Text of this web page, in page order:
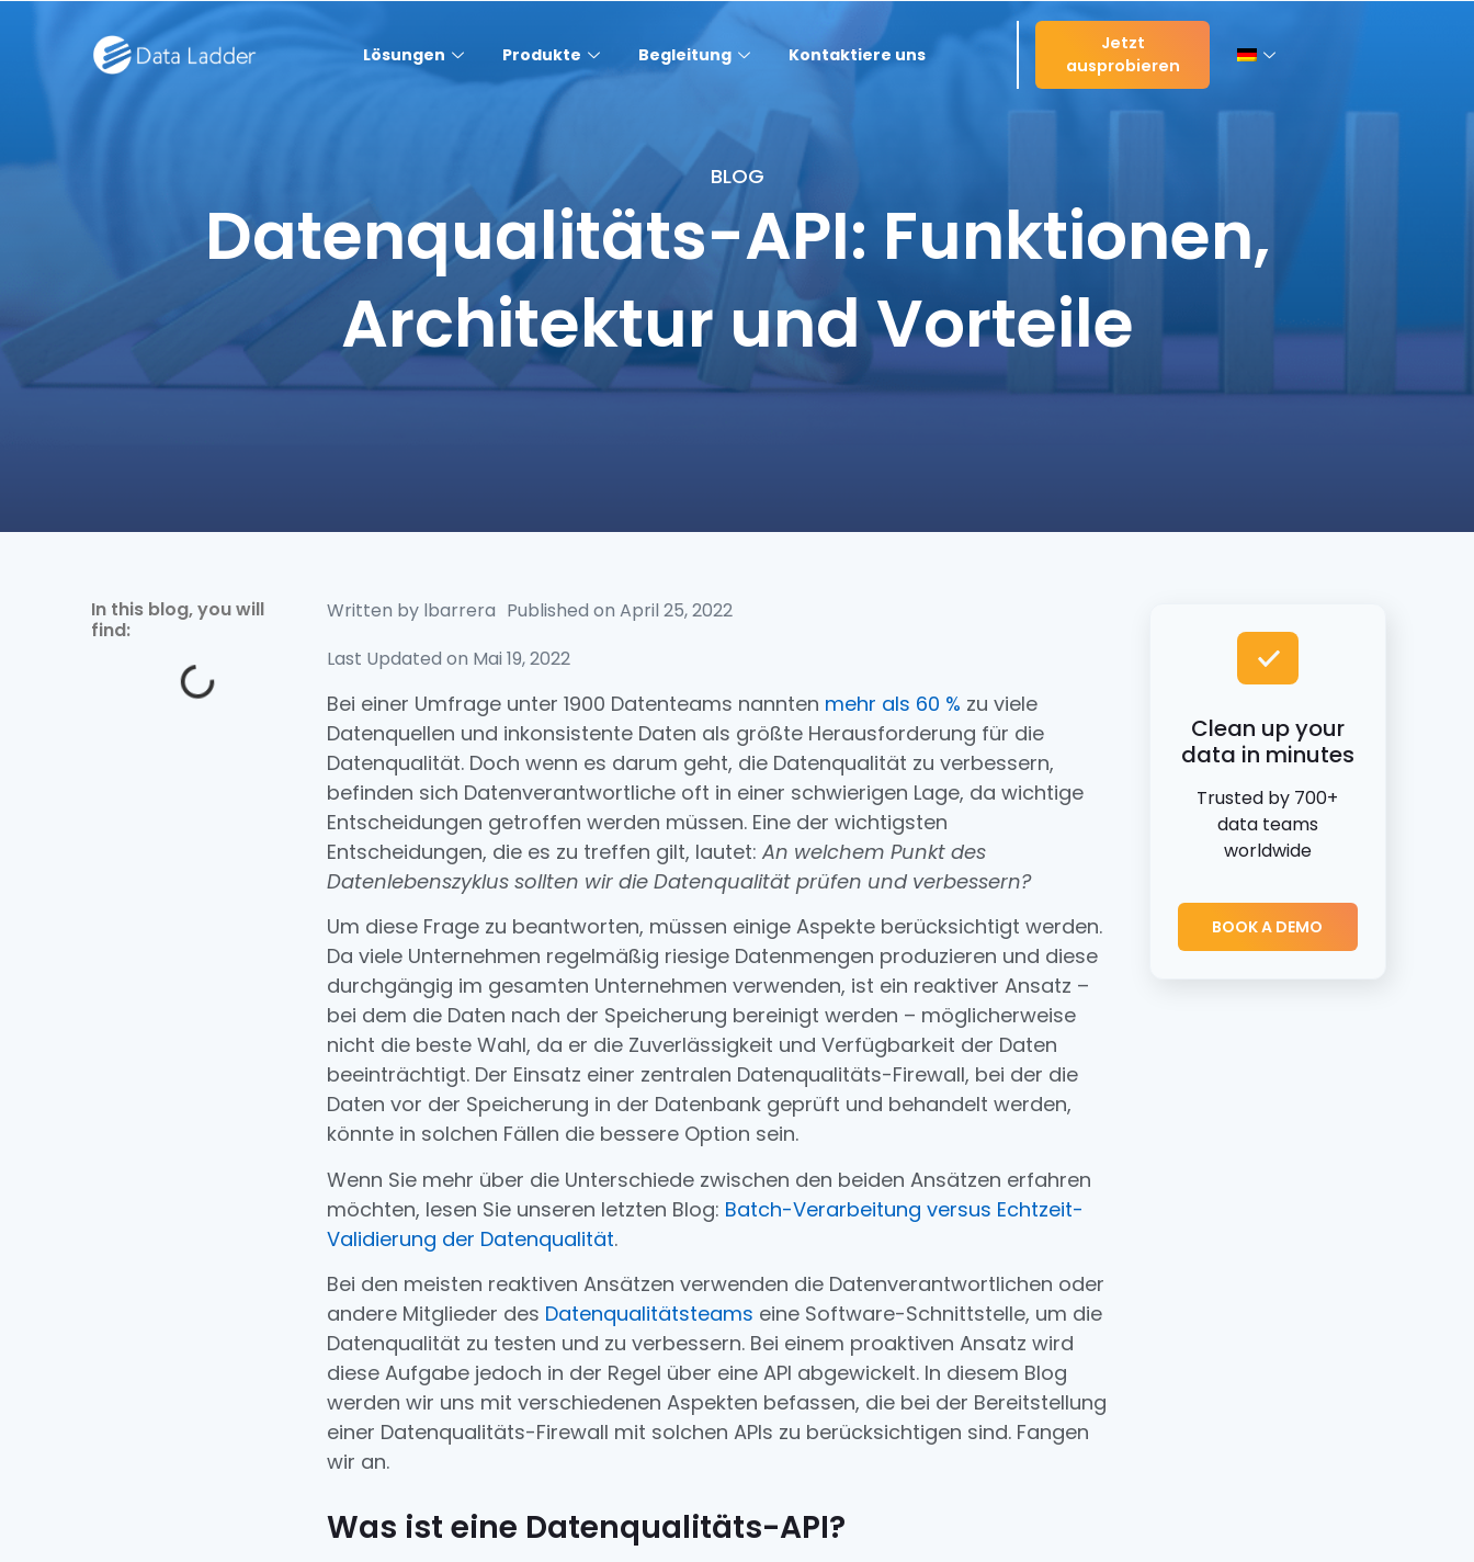
Lösungen Produkte Begleitung Kontaktiere uns
Jetzt
ausprobieren
BLOG
Datenqualitäts-API: Funktionen,
Architektur und Vorteile
In this blog, you will
find:
Written by lbarrera Published on April 25, 2022
Last Updated on Mai 19, 2022
Bei einer Umfrage unter 1900 Datenteams nannten mehr als 60 % zu viele
Datenquellen und inkonsistente Daten als größte Herausforderung für die
Datenqualität. Doch wenn es darum geht, die Datenqualität zu verbessern,
befinden sich Datenverantwortliche oft in einer schwierigen Lage, da wichtige
Entscheidungen getroffen werden müssen. Eine der wichtigsten
Entscheidungen, die es zu treffen gilt, lautet: An welchem Punkt des
Datenlebenszyklus sollten wir die Datenqualität prüfen und verbessern?
Um diese Frage zu beantworten, müssen einige Aspekte berücksichtigt werden.
Da viele Unternehmen regelmäßig riesige Datenmengen produzieren und diese
durchgängig im gesamten Unternehmen verwenden, ist ein reaktiver Ansatz –
bei dem die Daten nach der Speicherung bereinigt werden – möglicherweise
nicht die beste Wahl, da er die Zuverlässigkeit und Verfügbarkeit der Daten
beeinträchtigt. Der Einsatz einer zentralen Datenqualitäts-Firewall, bei der die
Daten vor der Speicherung in der Datenbank geprüft und behandelt werden,
könnte in solchen Fällen die bessere Option sein.
Wenn Sie mehr über die Unterschiede zwischen den beiden Ansätzen erfahren
möchten, lesen Sie unseren letzten Blog: Batch-Verarbeitung versus Echtzeit-
Validierung der Datenqualität.
Bei den meisten reaktiven Ansätzen verwenden die Datenverantwortlichen oder
andere Mitglieder des Datenqualitätsteams eine Software-Schnittstelle, um die
Datenqualität zu testen und zu verbessern. Bei einem proaktiven Ansatz wird
diese Aufgabe jedoch in der Regel über eine API abgewickelt. In diesem Blog
werden wir uns mit verschiedenen Aspekten befassen, die bei der Bereitstellung
einer Datenqualitäts-Firewall mit solchen APIs zu berücksichtigen sind. Fangen
wir an.
Was ist eine Datenqualitäts-API?
Clean up your
data in minutes
Trusted by 700+
data teams
worldwide
BOOK A DEMO